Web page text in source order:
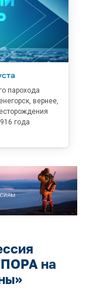
парохода
вернее,
года
ПОРА на